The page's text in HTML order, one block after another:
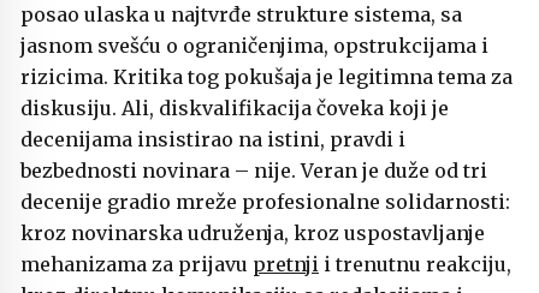
posao ulaska u najtvrđe strukture sistema, sa
jasnom svešću o ograničenjima, opstrukcijama i
rizicima. Kritika tog pokušaja je legitimna tema za
diskusiju. Ali, diskvalifikacija čoveka koji je
decenijama insistirao na istini, pravdi i
bezbednosti novinara – nije. Veran je duže od tri
decenije gradio mreže profesionalne solidarnosti:
kroz novinarska udruženja, kroz uspostavljanje
mehanizama za prijavu pretnji i trenutnu reakciju,